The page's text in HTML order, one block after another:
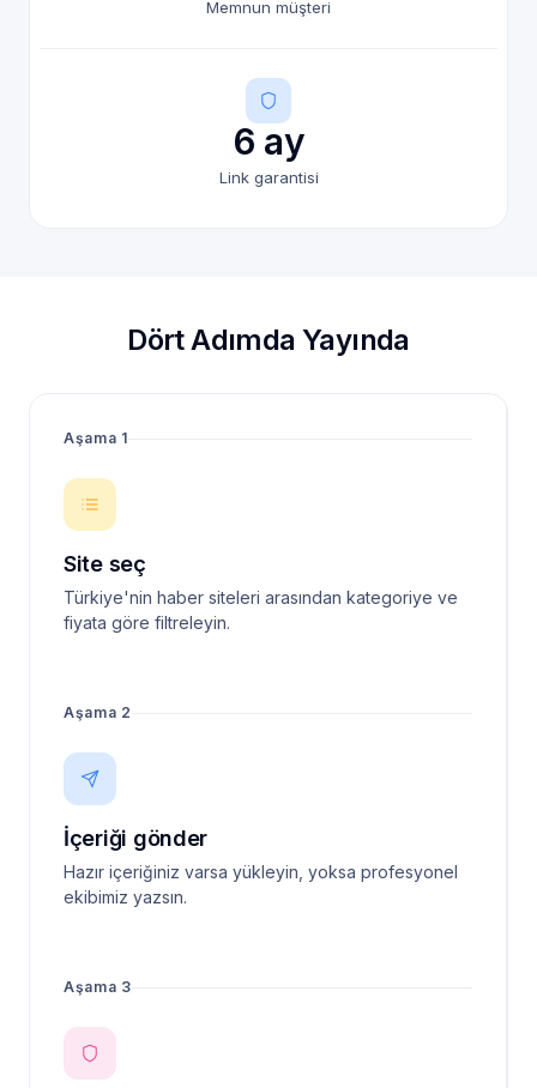
Memnun müşteri
6 ay
Link garantisi
Dört Adımda Yayında
Aşama 1
Site seç
Türkiye'nin haber siteleri arasından kategoriye ve
fiyata göre filtreleyin.
Aşama 2
İçeriği gönder
Hazır içeriğiniz varsa yükleyin, yoksa profesyonel
ekibimiz yazsın.
Aşama 3